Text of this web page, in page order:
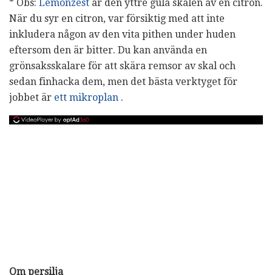
* Obs: Lemonzest är den yttre gula skalen av en citron.
När du syr en citron, var försiktig med att inte
inkludera någon av den vita pithen under huden
eftersom den är bitter. Du kan använda en
grönsaksskalare för att skära remsor av skal och
sedan finhacka dem, men det bästa verktyget för
jobbet är ett mikroplan .
Om persilja